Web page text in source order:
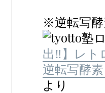
※逆転写
出‼】レト
逆転写酵
より